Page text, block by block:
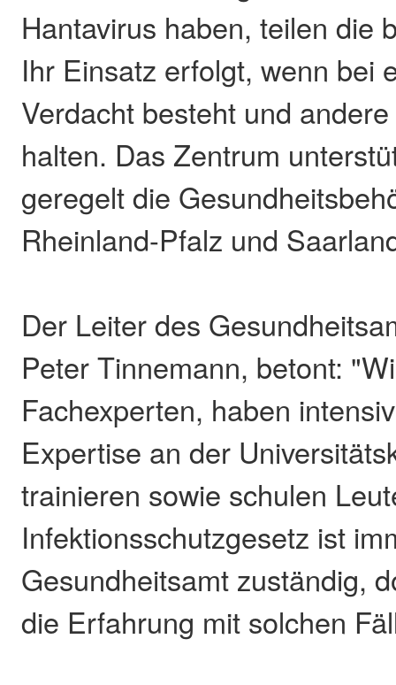
Hantavirus haben, teilen die
Ihr Einsatz erfolgt, wenn bei
Verdacht besteht und
halten. Das Zentrum
geregelt die
Rheinland-Pfalz und
Der Leiter des
Peter Tinnemann, betont:
Fachexperten, haben
Expertise an der
trainieren sowie schulen
Infektionsschutzgesetz ist
Gesundheitsamt zuständig,
die Erfahrung mit solchen